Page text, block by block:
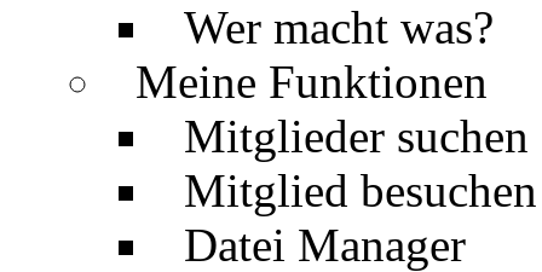
Wer macht was?
Meine Funktionen
Mitglieder suchen
Mitglied besuchen
Datei Manager